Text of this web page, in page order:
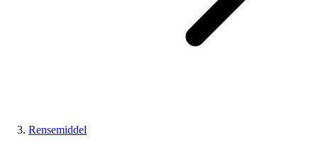
Rensemiddel